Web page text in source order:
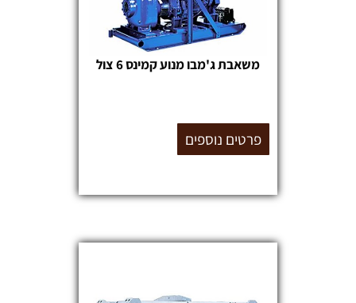
משאבת ג'מבו מנוע קמינס 6 צול
פרטים נוספים